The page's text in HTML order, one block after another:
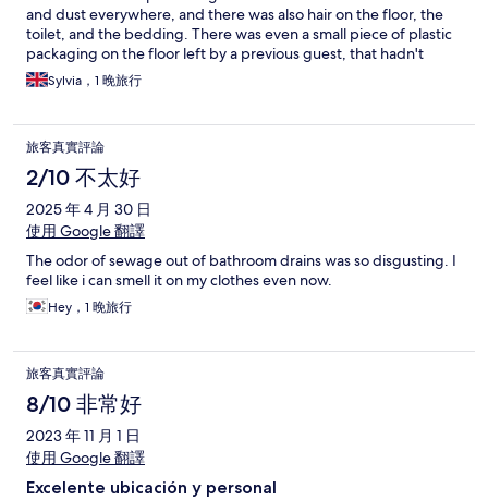
and dust everywhere, and there was also hair on the floor, the
toilet, and the bedding. There was even a small piece of plastic
packaging on the floor left by a previous guest, that hadn't
been cleaned away! There were also dark spots that looked like
mold on the walls and the ceiling. There was a musty smell on
too long before drying). I only stayed for one night, but it was
far from a comfortable stay. I couldn't trust if the sheets had
been washed or not, so I had to sleep on top of the towel. The
location was the only thing that was good about this hostel, as
well as the privacy of the room. If I had stayed for any longer
than one night, I would have immediately left and booked
want to spend my only night in Seoul finding another place and
travelling between hostels. I sent a complaint to the hostel, but I
haven't heard anything back for a month now. I would
clean and start making sure the rooms are properly cleaned in
between guests!
Sylvia，1 晚旅行
旅客真實評論
2/10 不太好
2025 年 4 月 30 日
使用 Google 翻譯
The odor of sewage out of bathroom drains was so disgusting. I
feel like i can smell it on my clothes even now.
Hey，1 晚旅行
旅客真實評論
8/10 非常好
2023 年 11 月 1 日
使用 Google 翻譯
Excelente ubicación y personal